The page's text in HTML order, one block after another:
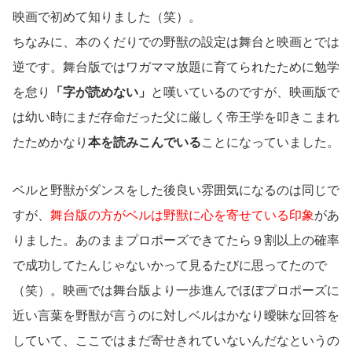
映画で初めて知りました（笑）。
ちなみに、本のくだりでの野獣の設定は舞台と映画とでは
逆です。舞台版ではワガママ放題に育てられたために勉学
を怠り
「字が読めない」
と嘆いているのですが、映画版で
は幼い時にまだ存命だった父に厳しく帝王学を叩きこまれ
たためかなり 本を読みこんでいることになっていました。
ベルと野獣がダンスをした後良い雰囲気になるのは同じで
すが、 舞台版の方がベルは野獣に心を寄せている印象があ
りました。あのままプロポーズできてたら９割以上の確率
で成功してたんじゃないかって見るたびに思ってたので
（笑）。映画では舞台版より一歩進んでほぼプロポーズに
近い言葉を野獣が言うのに対しベルはかなり曖昧な回答を
していて、ここではまだ寄せきれていないんだなというの